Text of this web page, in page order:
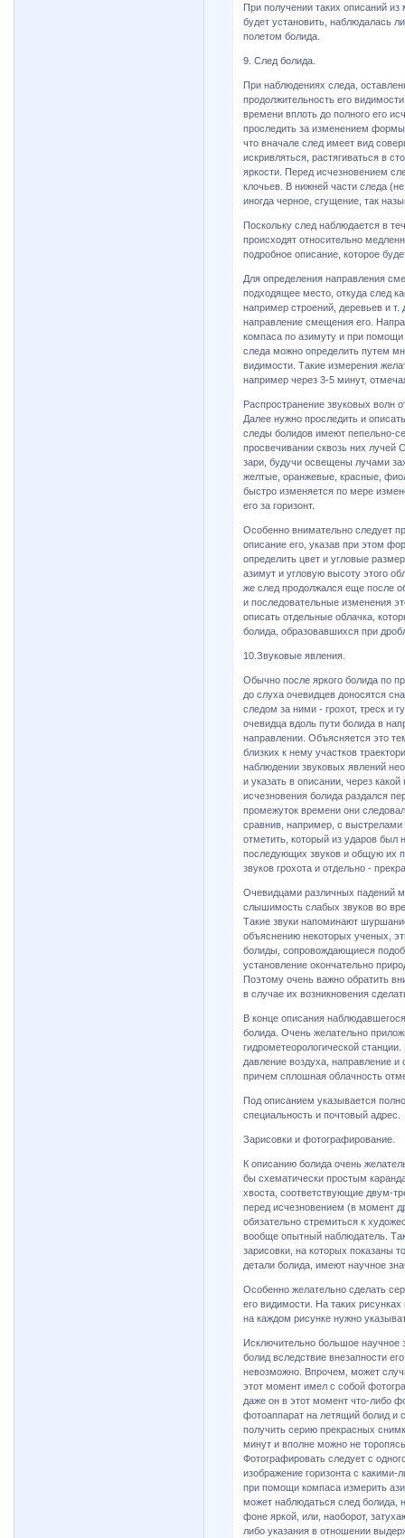
При получении таких описаний
будет установить, наблюдалась
полетом болида.
9. След болида.
При наблюдениях следа,
продолжительность его
времени вплоть до полного его
проследить за изменением
что вначале след имеет вид
искривляться, растягиваться в
яркости. Перед исчезновением
клочьев. В нижней части следа
иногда черное, сгущение, так
Поскольку след наблюдается в
происходят относительно
подробное описание, которое
Для определения направления
подходящее место, откуда след
например строений, деревьев и т.
направление смещения его.
компаса по азимуту и при
следа можно определить путем
видимости. Такие измерения
например через 3-5 минут,
Распространение звуковых волн
Далее нужно проследить и
следы болидов имеют пепельно-
просвечивании сквозь них
зари, будучи освещены лучами
желтые, оранжевые, красные,
быстро изменяется по мере
его за горизонт.
Особенно внимательно следует
описание его, указав при этом
определить цвет и угловые
азимут и угловую высоту этого
же след продолжался еще после
и последовательные изменения
описать отдельные облачка,
болида, образовавшихся при
10.Звуковые явления.
Обычно после яркого болида по
до слуха очевидцев доносятся
следом за ними - грохот, треск и
очевидца вдоль пути болида в
направлении. Объясняется это
близких к нему участков
наблюдении звуковых явлений
и указать в описании, через
исчезновения болида раздался
промежуток времени они
сравнив, например, с
отметить, который из ударов был
последующих звуков и общую их
звуков грохота и отдельно -
Очевидцами различных падений
слышимость слабых звуков во
Такие звуки напоминают
объяснению некоторых ученых,
болиды, сопровождающиеся
установление окончательно
Поэтому очень важно обратить
в случае их возникновения
В конце описания
болида. Очень желательно
гидрометеорологической
давление воздуха, направление
причем сплошная облачность
Под описанием указывается
специальность и почтовый адрес.
Зарисовки и фотографирование.
К описанию болида очень
бы схематически простым
хвоста, соответствующие двум-
перед исчезновением (в момент
обязательно стремиться к
вообще опытный наблюдатель.
зарисовки, на которых показаны
детали болида, имеют научное
Особенно желательно сделать
его видимости. На таких
на каждом рисунке нужно
Исключительно большое
болид вследствие внезапности
невозможно. Впрочем, может
этот момент имел с собой
даже он в этот момент что-либо
фотоаппарат на летящий болид и
получить серию прекрасных
минут и вполне можно не
Фотографировать следует с
изображение горизонта с
при помощи компаса измерить
может наблюдаться след болида,
фоне яркой, или, наоборот,
либо указания в отношении